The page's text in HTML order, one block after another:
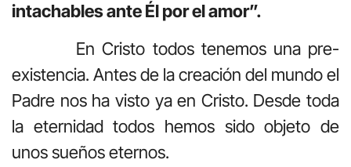
intachables ante Él por el amor”.
En Cristo todos tenemos una pre-
existencia. Antes de la creación del mundo el
Padre nos ha visto ya en Cristo. Desde toda
la eternidad todos hemos sido objeto de
unos sueños eternos.